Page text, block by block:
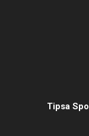
Tipsa